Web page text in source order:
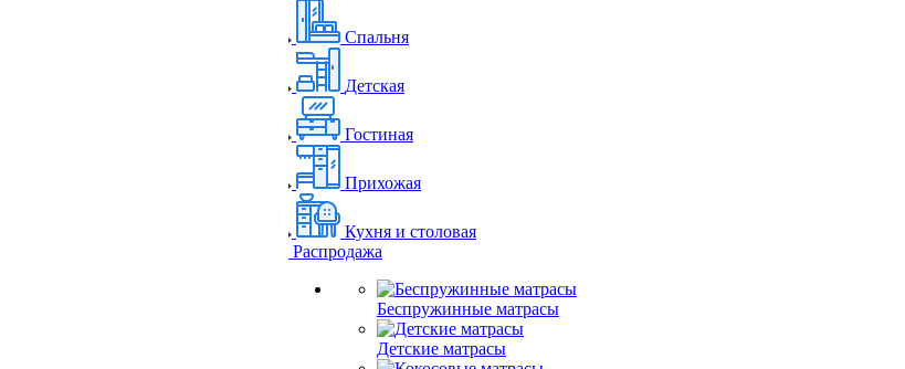
Спальня
Детская
Гостиная
Прихожая
Кухня и столовая
Распродажа
Беспружинные матрасы
Детские матрасы